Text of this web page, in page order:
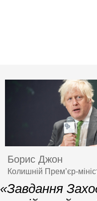
Борис Джон
Колишній Прем’єр-
«Завдання